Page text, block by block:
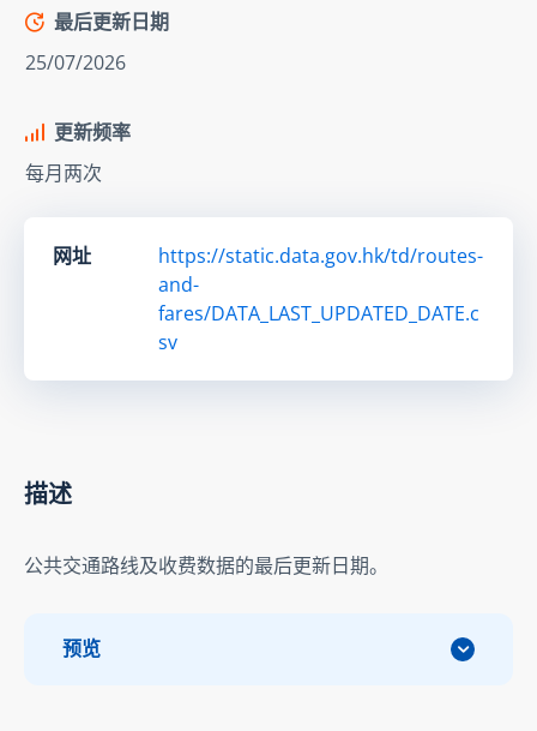
最后更新日期
25/07/2026
更新频率
每月两次
网址
https://static.data.gov.hk/td/routes-
and-
fares/DATA_LAST_UPDATED_DATE.c
sv
描述
公共交通路线及收费数据的最后更新日期。
预览